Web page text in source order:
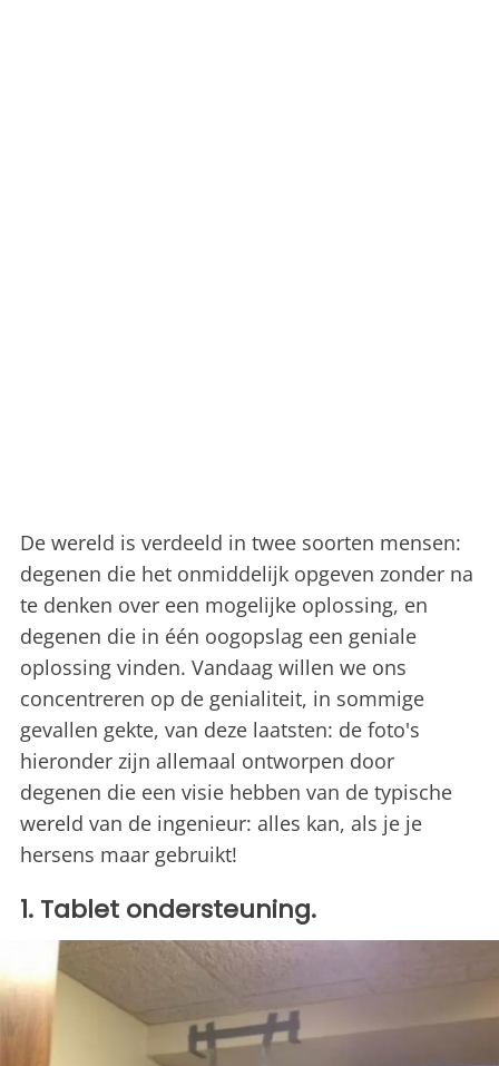
De wereld is verdeeld in twee soorten mensen:
degenen die het onmiddelijk opgeven zonder na
te denken over een mogelijke oplossing, en
degenen die in één oogopslag een geniale
oplossing vinden. Vandaag willen we ons
concentreren op de genialiteit, in sommige
gevallen gekte, van deze laatsten: de foto's
hieronder zijn allemaal ontworpen door
degenen die een visie hebben van de typische
wereld van de ingenieur: alles kan, als je je
hersens maar gebruikt!
1. Tablet ondersteuning.